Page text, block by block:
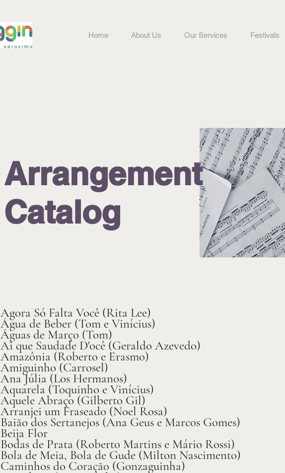
Home About Us Our Services Festivals
Arrangement
Catalog
Agora Só Falta Você (Rita Lee)
Água de Beber (Tom e Vinícius)
Águas de Março (Tom)
Ai que Saudade D'ocê (Geraldo Azevedo)
Amazônia (Roberto e Erasmo)
Amiguinho (Carrosel)
Ana Júlia (Los Hermanos)
Aquarela (Toquinho e Vinícius)
Aquele Abraço (Gilberto Gil)
Arranjei um Fraseado (Noel Rosa)
Baião dos Sertanejos (Ana Geus e Marcos Gomes)
Beija Flor
Bodas de Prata (Roberto Martins e Mário Rossi)
Bola de Meia, Bola de Gude (Milton Nascimento)
Caminhos do Coração (Gonzaguinha)